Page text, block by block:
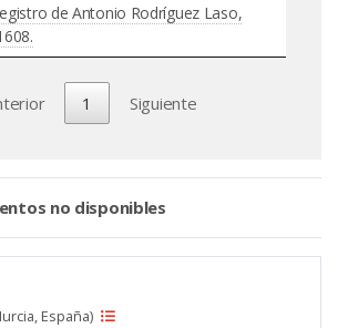
de Antonio Rodríguez Laso,
1 Siguiente
no disponibles
España)